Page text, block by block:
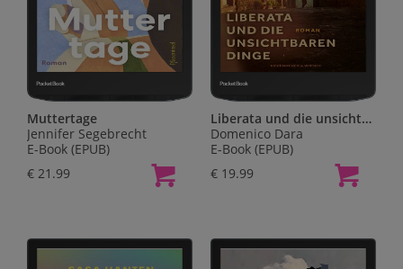
Muttertage
Jennifer Segebrecht
E-Book (EPUB)
€ 21.99
Liberata und die unsichtbaren Dinge
Domenico Dara
E-Book (EPUB)
€ 19.99